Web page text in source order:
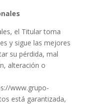
el Titular toma
y sigue las mejores
su pérdida, mal
alteración o
www.grupo-
está garantizada,